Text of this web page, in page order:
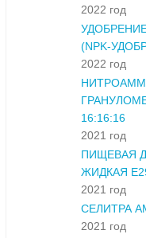
2022 год
(NPK-
2022 год
16:16:16
2021 год
ПИЩЕВАЯ
ЖИДКАЯ
2021 год
СЕЛИТРА
2021 год